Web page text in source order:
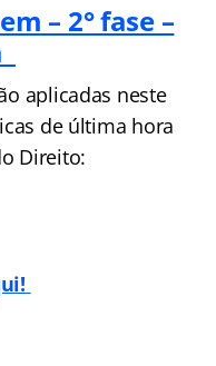
– 2° fase –
aplicadas neste
de última hora
Direito: